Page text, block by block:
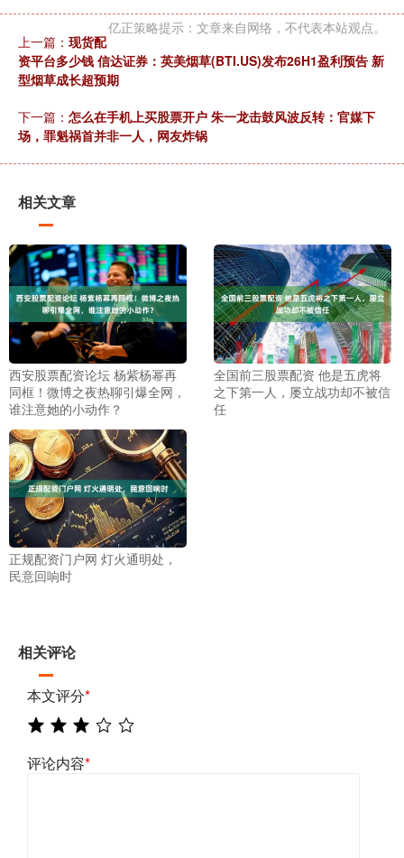
亿正策略提示：文章来自网络，不代表本站观点。
上一篇： 现货配
资平台多少钱 信达证券：英美烟草(BTI.US)发布26H1盈利预告 新
型烟草成长超预期
下一篇： 怎么在手机上买股票开户 朱一龙击鼓风波反转：官媒下
场，罪魁祸首并非一人，网友炸锅
相关文章
西安股票配资论坛 杨紫杨幂再
同框！微博之夜热聊引爆全网，
谁注意她的小动作？
全国前三股票配资 他是五虎将
之下第一人，屡立战功却不被信
任
正规配资门户网 灯火通明处，
民意回响时
相关评论
本文评分*
评论内容*